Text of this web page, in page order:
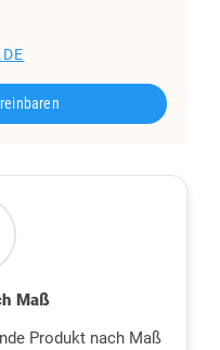
Maß
Produkt nach Maß